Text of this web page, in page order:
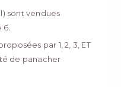
sont vendues
par 1, 2, 3, ET
de panacher